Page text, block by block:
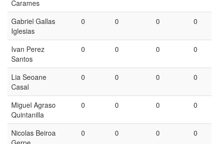
Carames
Gabriel Gallas
Iglesias
0 0 0 0
Ivan Perez
Santos
0 0 0 0
Lia Seoane
Casal
0 0 0 0
Miguel Agraso
Quintanilla
0 0 0 0
Nicolas Beiroa
0 0 0 0